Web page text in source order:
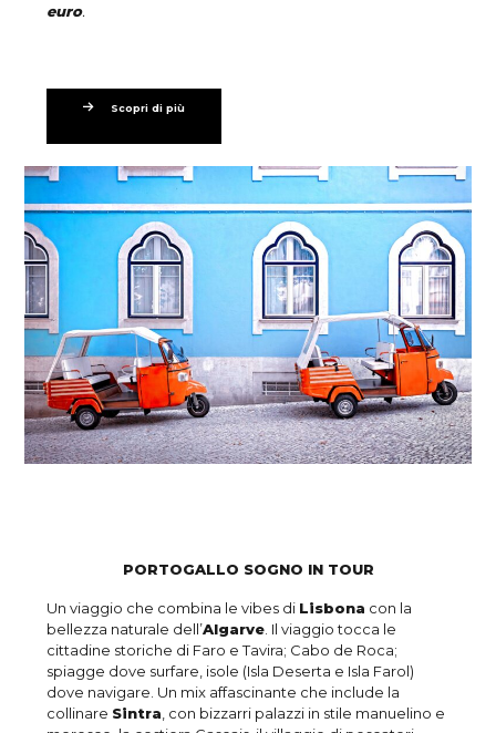
euro.
Scopri di più
PORTOGALLO SOGNO IN TOUR
Un viaggio che combina le vibes di Lisbona con la
bellezza naturale dell’Algarve . Il viaggio tocca le
cittadine storiche di Faro e Tavira; Cabo de Roca;
spiagge dove surfare, isole (Isla Deserta e Isla Farol)
dove navigare. Un mix affascinante che include la
collinare Sintra , con bizzarri palazzi in stile manuelino e